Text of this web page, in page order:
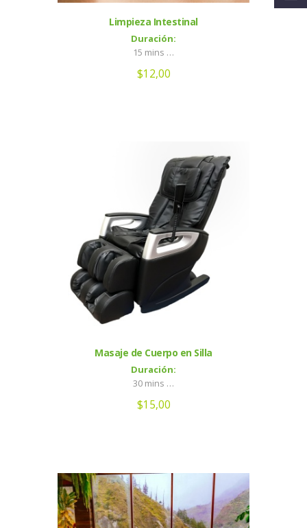
Limpieza Intestinal
Duración:
15 mins …
$12,00
Masaje de Cuerpo en Silla
Duración:
30 mins …
$15,00